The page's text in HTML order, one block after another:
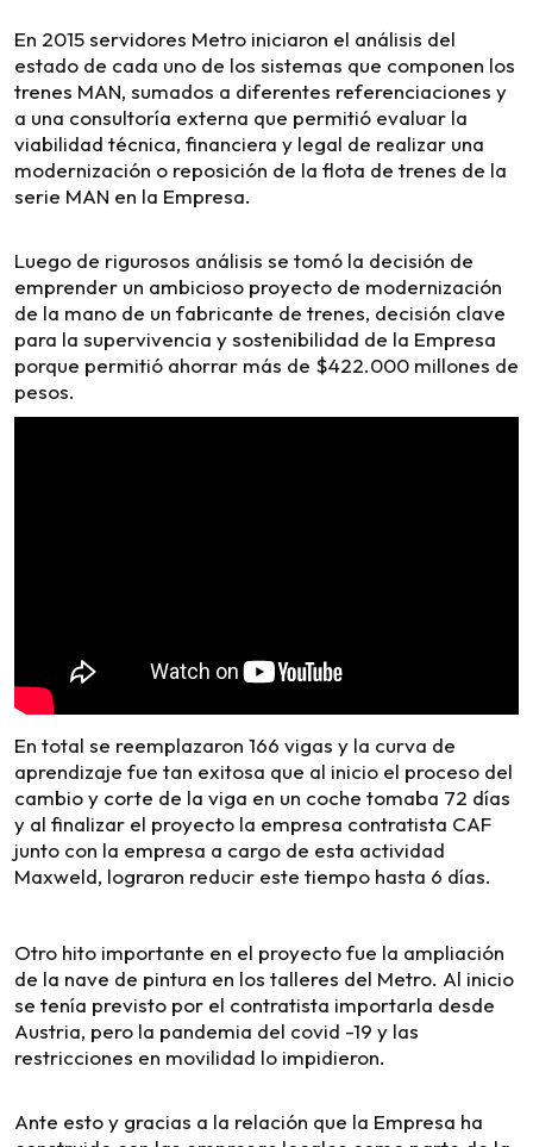
En 2015 servidores Metro iniciaron el análisis del
estado de cada uno de los sistemas que componen los
trenes MAN, sumados a diferentes referenciaciones y
a una consultoría externa que permitió evaluar la
viabilidad técnica, financiera y legal de realizar una
modernización o reposición de la flota de trenes de la
serie MAN en la Empresa.
Luego de rigurosos análisis se tomó la decisión de
emprender un ambicioso proyecto de modernización
de la mano de un fabricante de trenes, decisión clave
para la supervivencia y sostenibilidad de la Empresa
porque permitió ahorrar más de $422.000 millones de
pesos.
En total se reemplazaron 166 vigas y la curva de
aprendizaje fue tan exitosa que al inicio el proceso del
cambio y corte de la viga en un coche tomaba 72 días
y al finalizar el proyecto la empresa contratista CAF
junto con la empresa a cargo de esta actividad
Maxweld, lograron reducir este tiempo hasta 6 días.
Otro hito importante en el proyecto fue la ampliación
de la nave de pintura en los talleres del Metro. Al inicio
se tenía previsto por el contratista importarla desde
Austria, pero la pandemia del covid -19 y las
restricciones en movilidad lo impidieron.
Ante esto y gracias a la relación que la Empresa ha